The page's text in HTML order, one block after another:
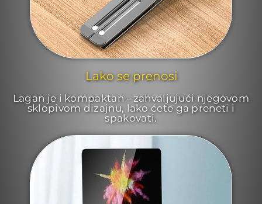
Lako se prenosi
Lagan je i kompaktan - zahvaljujući njegovom
sklopivom dizajnu, lako ćete ga preneti i
spakovati.